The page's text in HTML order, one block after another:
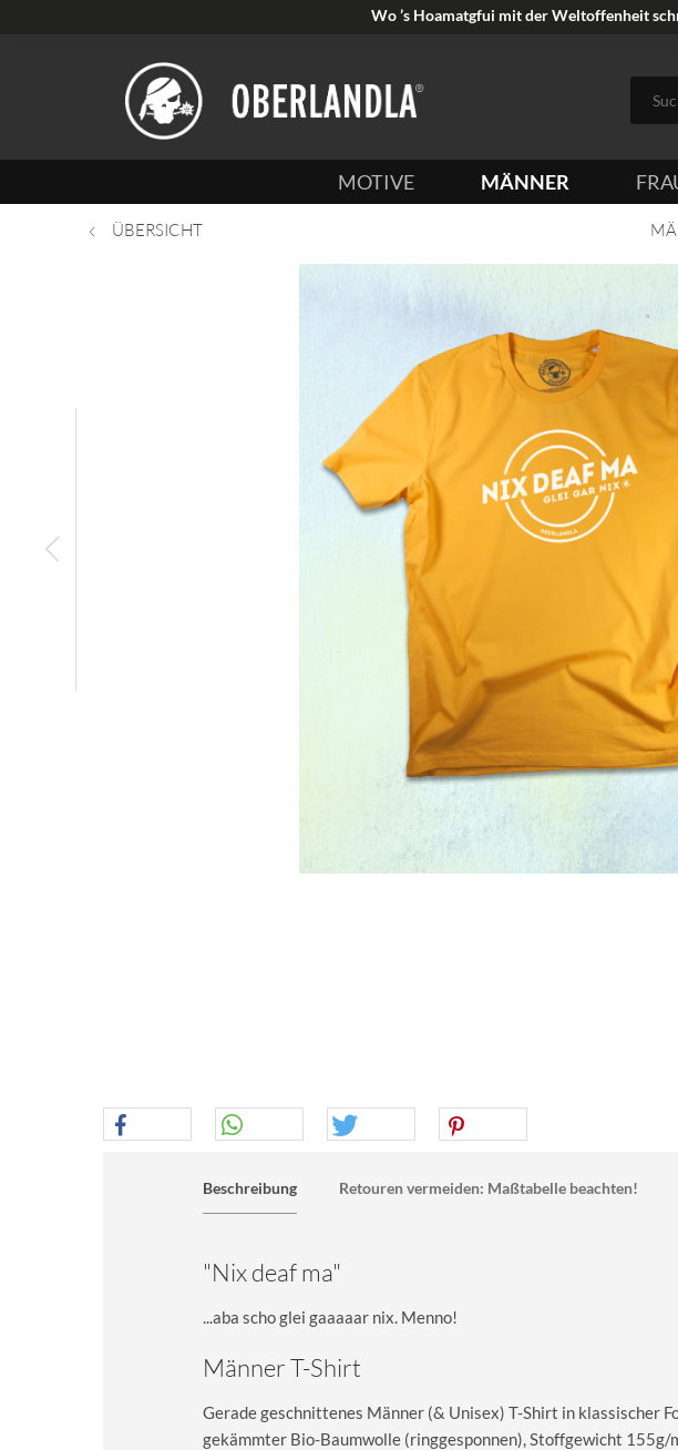
Wo ’s Hoamatgfui mit der Weltoffenheit
MOTIVE MÄNNER
ÜBERSICHT
Beschreibung Retouren vermeiden: Maßtabelle beachten!
"Nix deaf ma"
...aba scho glei gaaaaar nix. Menno!
Männer T-Shirt
Gerade geschnittenes Männer (& Unisex) T-Shirt in klassischer
gekämmter Bio-Baumwolle (ringgesponnen), Stoffgewicht 155g/